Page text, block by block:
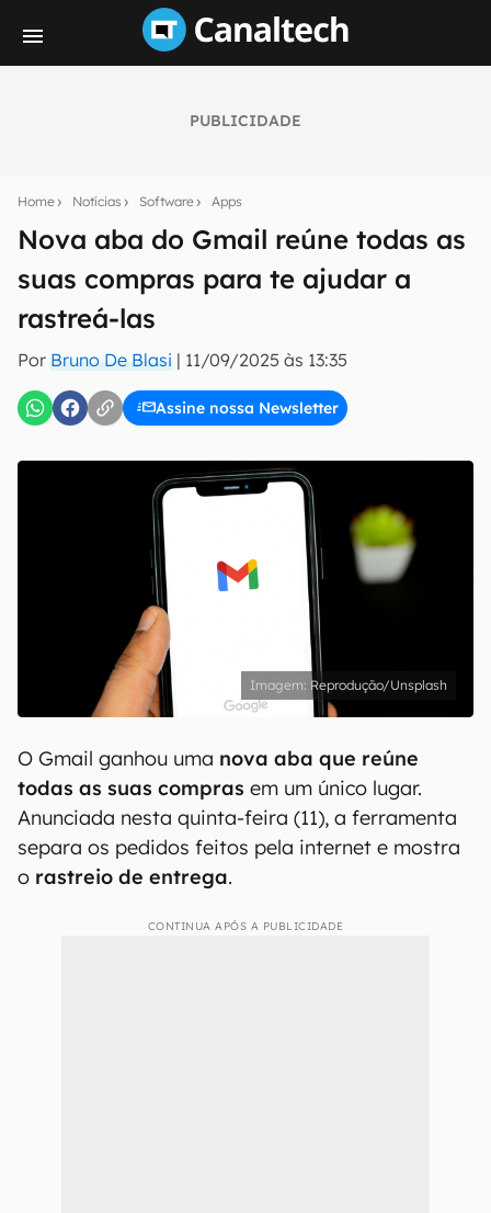
PUBLICIDADE
Home Notícias Software Apps
Nova aba do Gmail reúne todas as
suas compras para te ajudar a
rastreá-las
Por Bruno De Blasi | 11/09/2025 às 13:35
Assine nossa Newsletter
notícias e reviews sobre tecnologia em primeira
E-mail
inscreva-se
Uso e Política de Privacidade do Canaltech.
Reprodução/Unsplash
O Gmail ganhou uma nova aba que reúne
todas as suas compras em um único lugar.
Anunciada nesta quinta-feira (11), a ferramenta
separa os pedidos feitos pela internet e mostra
o rastreio de entrega.
CONTINUA APÓS A PUBLICIDADE